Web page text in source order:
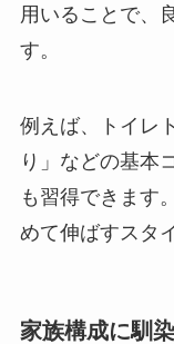
用いることで、
す。
例えば、トイレ
り」などの基本
も習得できます
めて伸ばすスタ
家族構成に馴